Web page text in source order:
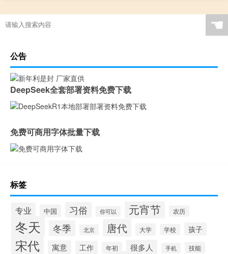
☚
公告
DeepSeek全套部署资料免费下载
免费可商用字体批量下载
标签
专业 中国 习俗 你可以 元宵节 农历
冬天 冬季 北京 唐代 大学 学校 孩子
宋代 寓意 工作 年初 很多人 手机 技能